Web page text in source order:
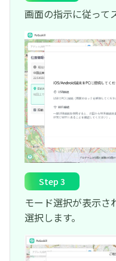
画面の指示に従って
Step 3
モード選択が表示さ
選択します。